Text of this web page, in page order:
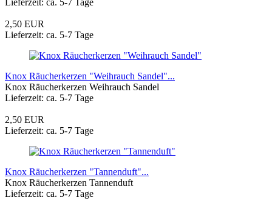
2,50 EUR
Lieferzeit: ca. 5-7 Tage
Knox Räucherkerzen "Weihrauch Sandel"...
Knox Räucherkerzen Weihrauch Sandel
Lieferzeit: ca. 5-7 Tage
2,50 EUR
Lieferzeit: ca. 5-7 Tage
Knox Räucherkerzen "Tannenduft"...
Knox Räucherkerzen Tannenduft
Lieferzeit: ca. 5-7 Tage